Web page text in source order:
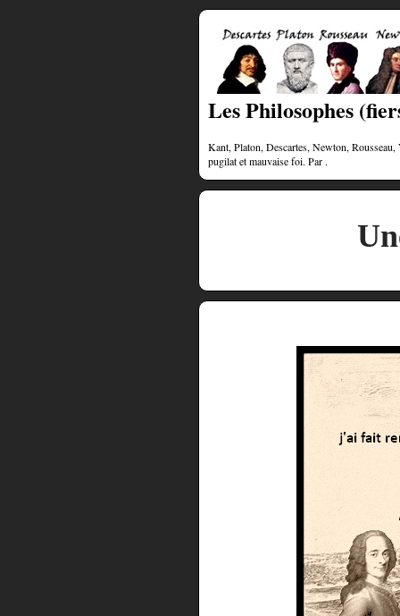
Les Philosophes
Kant, Platon, Descartes, Newton,
pugilat et mauvaise foi. Par .